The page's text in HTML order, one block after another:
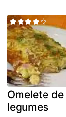
Omelete de
legumes